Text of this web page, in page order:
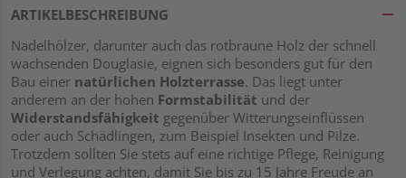
ARTIKELBESCHREIBUNG
Nadelhölzer, darunter auch das rotbraune Holz der schnell
wachsenden Douglasie, eignen sich besonders gut für den
Bau einer natürlichen Holzterrasse. Das liegt unter
anderem an der hohen Formstabilität und der
Widerstandsfähigkeit gegenüber Witterungseinflüssen
oder auch Schädlingen, zum Beispiel Insekten und Pilze.
Trotzdem sollten Sie stets auf eine richtige Pflege, Reinigung
und Verlegung achten, damit Sie bis zu 15 Jahre Freude an